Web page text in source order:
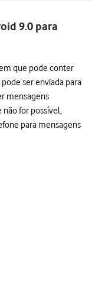
9.0 para
que pode conter
ser enviada para
mensagens
não for possível,
para mensagens